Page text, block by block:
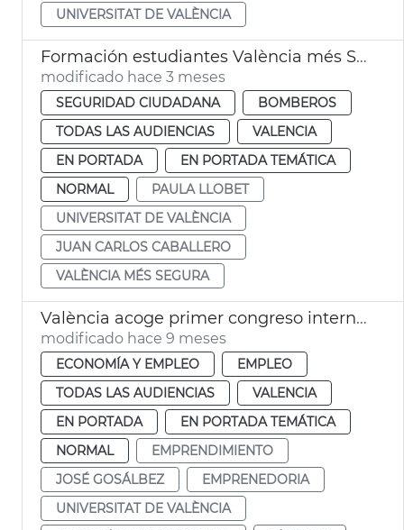
UNIVERSITAT DE VALÈNCIA
Formación estudiantes València més Segura
modificado hace 3 meses
SEGURIDAD CIUDADANA
BOMBEROS
TODAS LAS AUDIENCIAS
VALENCIA
EN PORTADA
EN PORTADA TEMÁTICA
NORMAL
PAULA LLOBET
UNIVERSITAT DE VALÈNCIA
JUAN CARLOS CABALLERO
VALÈNCIA MÉS SEGURA
València acoge primer congreso internacional emprendimiento
modificado hace 9 meses
ECONOMÍA Y EMPLEO
EMPLEO
TODAS LAS AUDIENCIAS
VALENCIA
EN PORTADA
EN PORTADA TEMÁTICA
NORMAL
EMPRENDIMIENTO
JOSÉ GOSÁLBEZ
EMPRENEDORIA
UNIVERSITAT DE VALÈNCIA